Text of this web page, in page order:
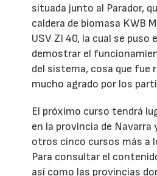
situada junto al Parador,
caldera de biomasa KWB
USV ZI 40, la cual se puso
demostrar el
del sistema, cosa que fue
mucho agrado por los
El próximo curso tendrá
en la provincia de Navarra
otros cinco cursos más a
Para consultar el
así como las provincias